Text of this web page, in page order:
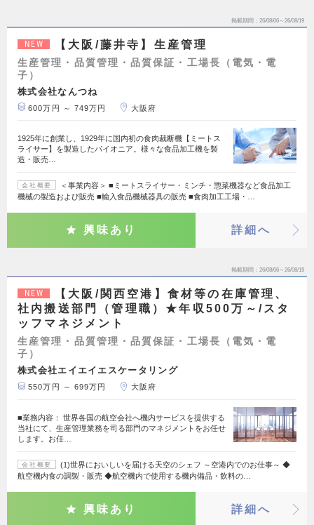
掲載期間 26/08/06～26/08/19
NEW 【大阪/藤井寺】生産管理
生産管理・品質管理・品質保証・工場長（電気・電
子）
株式会社なんつね
600万円 ～ 749万円 大阪府
1925年に創業し、1929年に国内初の食肉裁断機【ミートス
ライサー】を製造したパイオニア。様々な食品加工機を製
造・販売…
会社概要
＜事業内容＞ ■ミートスライサー・ミンチ・惣菜機器など食品加工
機械の製造および販売 ■輸入食品機械器具の販売 ■食肉加工工場・…
興味あり 詳細へ
掲載期間 26/08/06～26/08/19
NEW
【大阪/関西空港】食材等の在庫管理、
社内搬送部門（管理職）★年収500万～/スタ
ッフマネジメント
生産管理・品質管理・品質保証・工場長（電気・電
子）
株式会社エイエイエスケータリング
550万円 ～ 699万円 大阪府
■業務内容： 世界各国の航空会社へ機内サービスを提供する
当社にて、生産管理業務を司る部門のマネジメントをお任せ
します。お任…
会社概要
(1)世界においしいを届ける天空のシェフ ～空港内でのお仕事～ ◆
航空機内食の調製・販売 ◆航空機内で使用する機内備品・飲料の…
興味あり 詳細へ